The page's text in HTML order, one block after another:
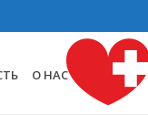
О НАС